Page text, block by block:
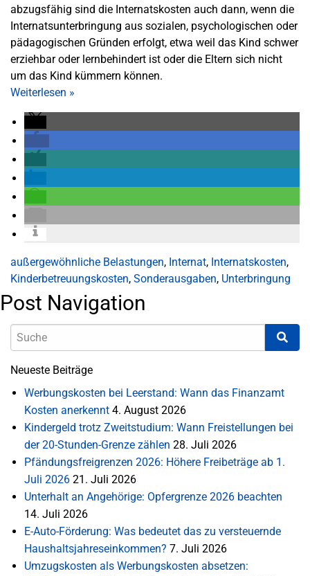
abzugsfähig sind die Internatskosten auch dann, wenn die
Internatsunterbringung aus sozialen, psychologischen oder
pädagogischen Gründen erfolgt, etwa weil das Kind schwer
erziehbar oder lernbehindert ist oder die Eltern sich nicht
um das Kind kümmern können.
Weiterlesen »
außergewöhnliche Belastungen, Internat, Internatskosten,
Kinderbetreuungskosten, Sonderausgaben, Unterbringung
Post Navigation
Neueste Beiträge
Werbungskosten bei Leerstand: Wann das Finanzamt
Kosten anerkennt 4. August 2026
Kindergeld trotz Zweitstudium: Wann Freistellungen bei
der 20-Stunden-Grenze zählen 28. Juli 2026
Pfändungsfreigrenzen 2026: Höhere Freibeträge ab 1.
Juli 2026 21. Juli 2026
Unterhalt an Angehörige: Opfergrenze 2026 beachten
14. Juli 2026
E-Auto-Förderung: Was bedeutet das zu versteuernde
Haushaltsjahreseinkommen? 7. Juli 2026
Umzugskosten als Werbungskosten absetzen: